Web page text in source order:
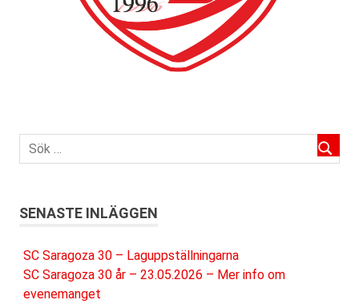
SENASTE INLÄGGEN
SC Saragoza 30 – Laguppställningarna
SC Saragoza 30 år – 23.05.2026 – Mer info om
evenemanget